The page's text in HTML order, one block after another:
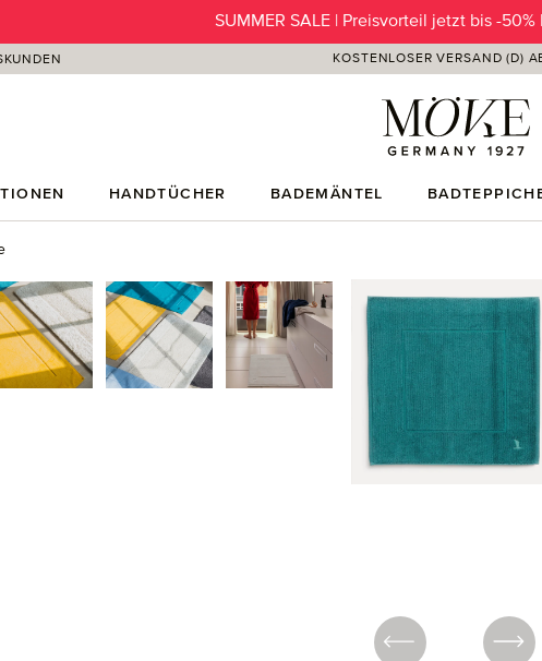
SUMMER SALE | Preisvorteil jetzt bis -50% |
KOSTENLOSER VERSAND (D)
HANDTÜCHER BADEMÄNTEL